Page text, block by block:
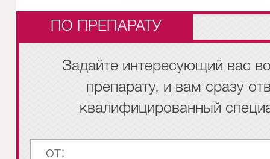
ПО ПРЕПАРАТУ
Задайте интересующий вас
препарату, и вам сразу
квалифицированный